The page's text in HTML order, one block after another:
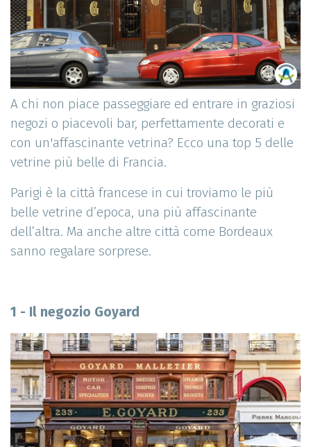
A chi non piace passeggiare ed entrare in graziosi
negozi o piacevoli bar, perfettamente decorati e
con un'affascinante vetrina? Ecco una top 5 delle
vetrine più belle di Francia.
Parigi è la città francese in cui troviamo le più
belle vetrine d’epoca, una più affascinante
dell’altra. Ma anche altre città come Bordeaux
sanno regalare sorprese.
1 - Il negozio Goyard